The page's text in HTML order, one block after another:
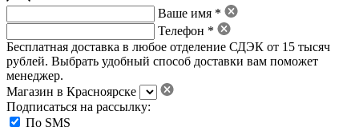
Ваше имя *
Телефон *
Бесплатная доставка в любое отделение СДЭК от 15 тысяч
рублей. Выбрать удобный способ доставки вам поможет
менеджер.
Магазин в Красноярске
Подписаться на рассылку:
По SMS